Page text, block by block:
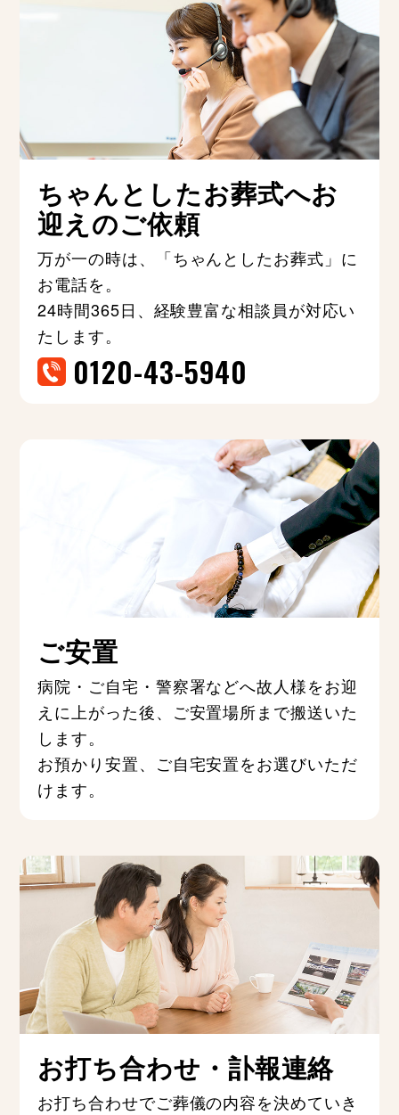
ちゃんとしたお葬式へお
迎えのご依頼
万が一の時は、「ちゃんとしたお葬式」に
お電話を。
24時間365日、経験豊富な相談員が対応い
たします。
0120-43-5940
ご安置
病院・ご自宅・警察署などへ故人様をお迎
えに上がった後、ご安置場所まで搬送いた
します。
お預かり安置、ご自宅安置をお選びいただ
けます。
お打ち合わせ・訃報連絡
お打ち合わせでご葬儀の内容を決めていき